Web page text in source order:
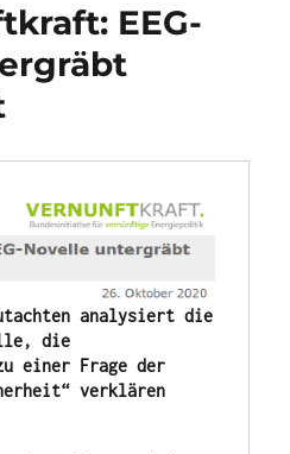
EEG-
analysiert die
die
einer Frage der
verklären